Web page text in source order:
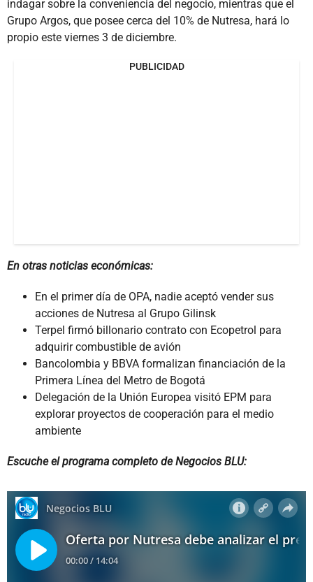
indagar sobre la conveniencia del negocio, mientras que el
Grupo Argos, que posee cerca del 10% de Nutresa, hará lo
propio este viernes 3 de diciembre.
PUBLICIDAD
En otras noticias económicas:
En el primer día de OPA, nadie aceptó vender sus
acciones de Nutresa al Grupo Gilinsk
Terpel firmó billonario contrato con Ecopetrol para
adquirir combustible de avión
Bancolombia y BBVA formalizan financiación de la
Primera Línea del Metro de Bogotá
Delegación de la Unión Europea visitó EPM para
explorar proyectos de cooperación para el medio
ambiente
Escuche el programa completo de Negocios BLU: